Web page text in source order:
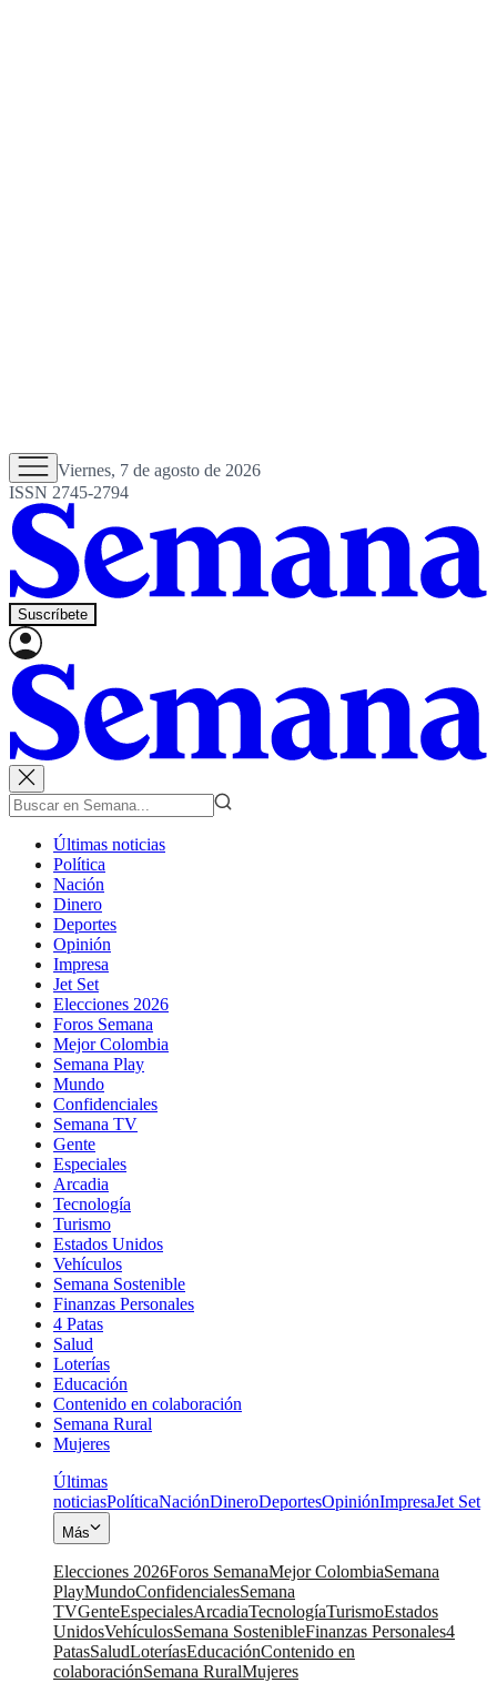
Viernes, 7 de agosto de 2026
ISSN 2745-2794
Suscríbete
Últimas noticias
Política
Nación
Dinero
Deportes
Opinión
Impresa
Jet Set
Elecciones 2026
Foros Semana
Mejor Colombia
Semana Play
Mundo
Confidenciales
Semana TV
Gente
Especiales
Arcadia
Tecnología
Turismo
Estados Unidos
Vehículos
Semana Sostenible
Finanzas Personales
4 Patas
Salud
Loterías
Educación
Contenido en colaboración
Semana Rural
Mujeres
Últimas
noticiasPolíticaNaciónDineroDeportesOpiniónImpresaJet Set
Más
Elecciones 2026Foros SemanaMejor ColombiaSemana
PlayMundoConfidencialesSemana
TVGenteEspecialesArcadiaTecnologíaTurismoEstados
UnidosVehículosSemana SostenibleFinanzas Personales4
PatasSaludLoteríasEducaciónContenido en
colaboraciónSemana RuralMujeres